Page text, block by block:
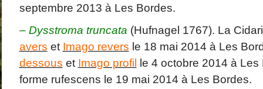
septembre 2013 à Les Bordes.
– Dysstroma truncata (Hufnagel 1767). La
avers et Imago revers le 18 mai 2014 à Les
dessous et Imago profil
le 4 octobre 2014 à
forme rufescens le 19 mai 2014 à Les Bordes.